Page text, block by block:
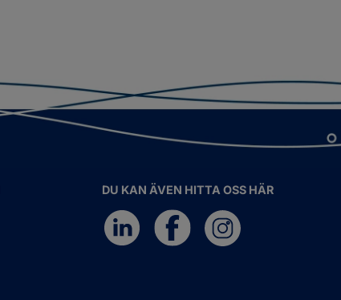
DU KAN ÄVEN HITTA OSS HÄR